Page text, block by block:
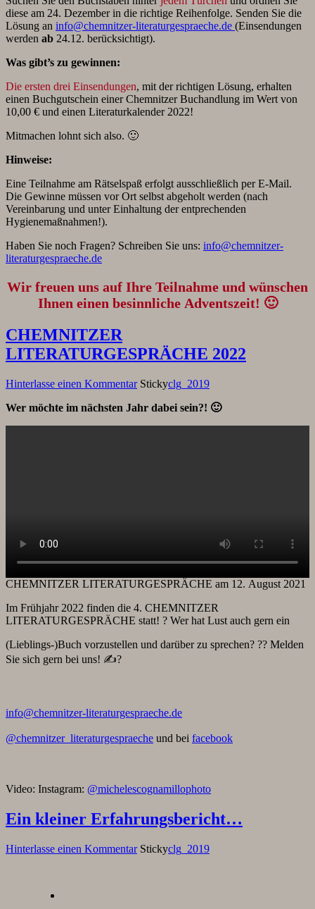
diese am 24. Dezember in die richtige Reihenfolge. Senden Sie die
Lösung an info@chemnitzer-literaturgespraeche.de (Einsendungen
werden ab 24.12. berücksichtigt).
Was gibt’s zu gewinnen:
Die ersten drei Einsendungen, mit der richtigen Lösung, erhalten
einen Buchgutschein einer Chemnitzer Buchandlung im Wert von
10,00 € und einen Literaturkalender 2022!
Mitmachen lohnt sich also. 🙂
Hinweise:
Eine Teilnahme am Rätselspaß erfolgt ausschließlich per E-Mail.
Die Gewinne müssen vor Ort selbst abgeholt werden (nach
Vereinbarung und unter Einhaltung der entprechenden
Hygienemaßnahmen!).
Haben Sie noch Fragen? Schreiben Sie uns: info@chemnitzer-
literaturgespraeche.de
Wir freuen uns auf Ihre Teilnahme und wünschen
Ihnen einen besinnliche Adventszeit! 🙂
CHEMNITZER
LITERATURGESPRÄCHE 2022
Hinterlasse einen Kommentar Stickyclg_2019
Wer möchte im nächsten Jahr dabei sein?! 🙂
CHEMNITZER LITERATURGESPRÄCHE am 12. August 2021
Im Frühjahr 2022 finden die 4. CHEMNITZER
LITERATURGESPRÄCHE statt! ? Wer hat Lust auch gern ein
(Lieblings-)Buch vorzustellen und darüber zu sprechen? ?? Melden
Sie sich gern bei uns! ✍?
info@chemnitzer-literaturgespraeche.de
@chemnitzer_literaturgespraeche und bei facebook
Video: Instagram: @michelescognamillophoto
Ein kleiner Erfahrungsbericht…
Hinterlasse einen Kommentar Stickyclg_2019